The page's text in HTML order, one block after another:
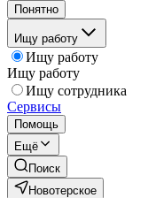
Понятно
Ищу работу
Ищу работу
Ищу работу
Ищу сотрудника
Сервисы
Помощь
Ещё
Поиск
Новотерское